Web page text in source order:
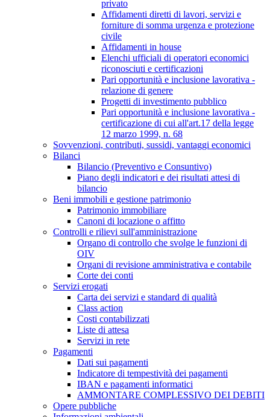
privato
Affidamenti diretti di lavori, servizi e
forniture di somma urgenza e protezione
civile
Affidamenti in house
Elenchi ufficiali di operatori economici
riconosciuti e certificazioni
Pari opportunità e inclusione lavorativa -
relazione di genere
Progetti di investimento pubblico
Pari opportunità e inclusione lavorativa -
certificazione di cui all'art.17 della legge
12 marzo 1999, n. 68
Sovvenzioni, contributi, sussidi, vantaggi economici
Bilanci
Bilancio (Preventivo e Consuntivo)
Piano degli indicatori e dei risultati attesi di
bilancio
Beni immobili e gestione patrimonio
Patrimonio immobiliare
Canoni di locazione o affitto
Controlli e rilievi sull'amministrazione
Organo di controllo che svolge le funzioni di
OIV
Organi di revisione amministrativa e contabile
Corte dei conti
Servizi erogati
Carta dei servizi e standard di qualità
Class action
Costi contabilizzati
Liste di attesa
Servizi in rete
Pagamenti
Dati sui pagamenti
Indicatore di tempestività dei pagamenti
IBAN e pagamenti informatici
AMMONTARE COMPLESSIVO DEI DEBITI
Opere pubbliche